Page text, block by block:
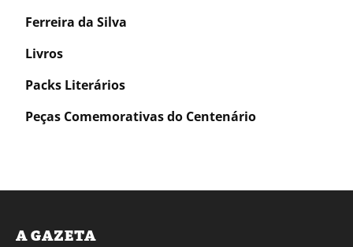
Ferreira da Silva
Livros
Packs Literários
Peças Comemorativas do Centenário
A GAZETA